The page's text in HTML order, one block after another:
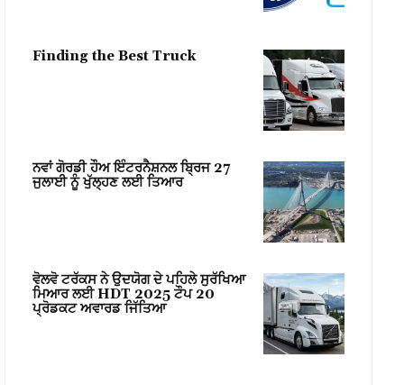
Finding the Best Truck
ਨਵਾਂ ਗੋਰਡੀ ਹੌਅ ਇੰਟਰਨੈਸ਼ਨਲ ਬ੍ਰਿਜ 27
ਜੁਲਾਈ ਨੂੰ ਖੁੱਲ੍ਹਣ ਲਈ ਤਿਆਰ
ਵੋਲਵੋ ਟਰੱਕਸ ਨੇ ਉਦਯੋਗ ਦੇ ਪਹਿਲੇ ਸੁਰੱਖਿਆ
ਮਿਆਰ ਲਈ HDT 2025 ਟੌਪ 20
ਪ੍ਰੋਡਕਟ ਅਵਾਰਡ ਜਿੱਤਿਆ